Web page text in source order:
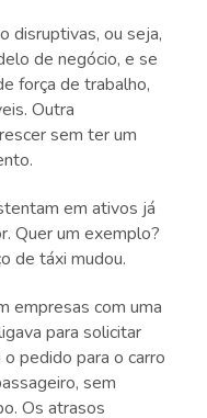
disruptivas, ou seja,
de negócio, e se
força de trabalho,
Outra
sem ter um
em ativos já
Quer um exemplo?
de táxi mudou.
empresas com uma
para solicitar
pedido para o carro
sem
Os atrasos